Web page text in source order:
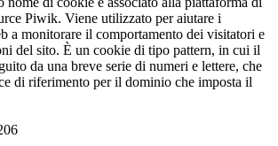
Piwik. Viene utilizzato per aiutare i
a monitorare il comportamento dei visitatori e
del sito. È un cookie di tipo pattern, in cui il
da una breve serie di numeri e lettere, che
di riferimento per il dominio che imposta il